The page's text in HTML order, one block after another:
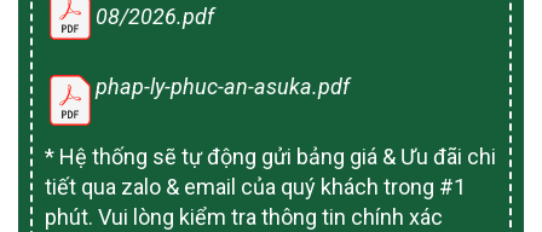
08/2026.pdf
phap-ly-phuc-an-asuka.pdf
* Hệ thống sẽ tự động gửi bảng giá & Ưu đãi chi
tiết qua zalo & email của quý khách trong #1
phút. Vui lòng kiểm tra thông tin chính xác